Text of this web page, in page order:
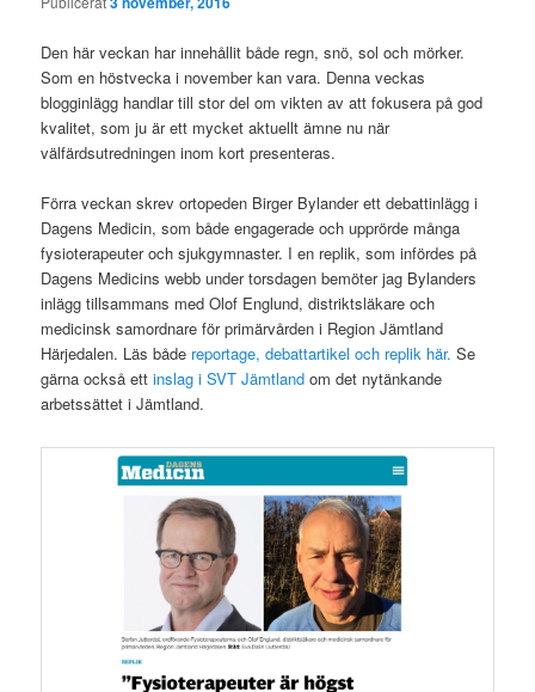
Den här veckan har innehållit både regn, snö, sol och mörker.
Som en höstvecka i november kan vara. Denna veckas
blogginlägg handlar till stor del om vikten av att fokusera på god
kvalitet, som ju är ett mycket aktuellt ämne nu när
välfärdsutredningen inom kort presenteras.
Förra veckan skrev ortopeden Birger Bylander ett debattinlägg i
Dagens Medicin, som både engagerade och upprörde många
fysioterapeuter och sjukgymnaster. I en replik, som infördes på
Dagens Medicins webb under torsdagen bemöter jag Bylanders
inlägg tillsammans med Olof Englund, distriktsläkare och
medicinsk samordnare för primärvården i Region Jämtland
Härjedalen. Läs både reportage, debattartikel och replik här. Se
gärna också ettinslag i SVT Jämtland om det nytänkande
arbetssättet i Jämtland.